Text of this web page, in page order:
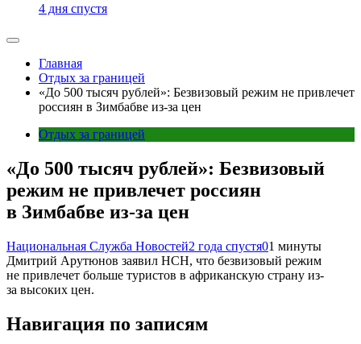
4 дня спустя
Главная
Отдых за границей
«До 500 тысяч рублей»: Безвизовый режим не привлечет
россиян в Зимбабве из-за цен
Отдых за границей
«До 500 тысяч рублей»: Безвизовый
режим не привлечет россиян
в Зимбабве из-за цен
Национальная Служба Новостей2 года спустя01 минуты
Дмитрий Арутюнов заявил НСН, что безвизовый режим
не привлечет больше туристов в африканскую страну из-
за высоких цен.
Навигация по записям